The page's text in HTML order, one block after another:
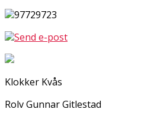
97729723
Send e-post
Klokker Kvås
Rolv Gunnar Gitlestad